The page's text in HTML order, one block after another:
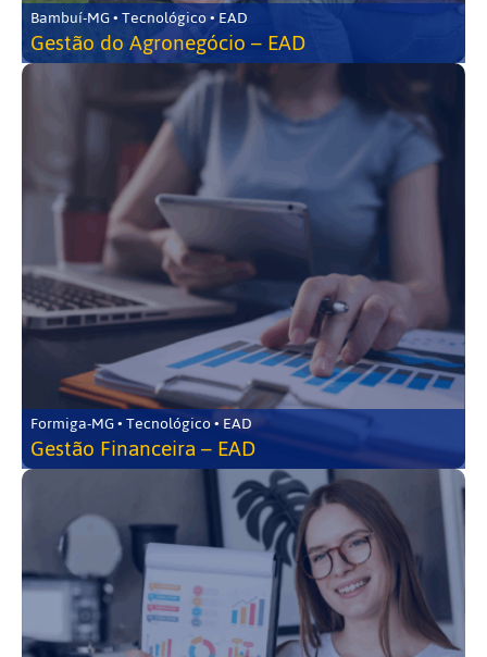
Bambuí-MG • Tecnológico • EAD
Gestão do Agronegócio – EAD
Formiga-MG • Tecnológico • EAD
Gestão Financeira – EAD